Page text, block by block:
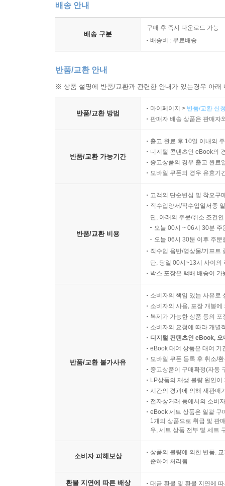
배송 안내
배송 구분
구매 후 즉시 다운로드 가능
배송비 : 무료배송
반품/교환 안내
※ 상품 설명에 반품/교환과 관련한 안내가 있는경우 아
반품/교환 방법
마이페이지 > 반품/교환 신
판매자 배송 상품은 판매자
반품/교환 가능기간
출고 완료 후 10일 이내의
디지털 콘텐츠인 eBook의
중고상품의 경우 출고 완료
모바일 쿠폰의 경우 유효기
반품/교환 비용
고객의 단순변심 및 착오구
직수입양서/직수입일서중
단, 아래의 주문/취소 조건
오늘 00시 ~ 06시 30분
오늘 06시 30분 이후 주
직수입 음반/영상물/기프트
단, 당일 00시~13시 사이의
박스 포장은 택배 배송이
반품/교환 불가사유
소비자의 책임 있는 사유로
소비자의 사용, 포장 개봉
복제가 가능한 상품 등의
소비자의 요청에 따라 개별
디지털 컨텐츠인 eBook,
eBook 대여 상품은 대여 기
모바일 쿠폰 등록 후 취소/
중고상품이 구매확정(자동
LP상품의 재생 불량 원인
시간의 경과에 의해 재판매
전자상거래 등에서의 소비
eBook 세트 상품은 일괄 구
1개의 상품으로 취급 및 판
우, 세트 상품 전부 및 세트
소비자 피해보상
상품의 불량에 의한 반품,
준하여 처리됨
환불 지연에 따른 배상 대금 환불 및 환불 지연에